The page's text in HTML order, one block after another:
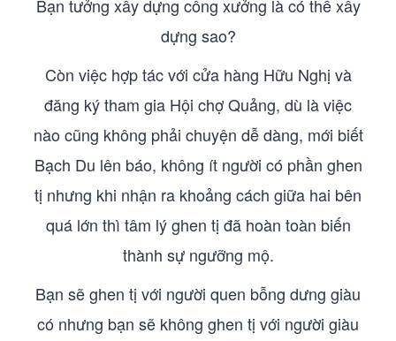
Bạn tưởng xây dựng công xưởng là có thể xây
dựng sao?
Còn việc hợp tác với cửa hàng Hữu Nghị và
đăng ký tham gia Hội chợ Quảng, dù là việc
nào cũng không phải chuyện dễ dàng, mới biết
Bạch Du lên báo, không ít người có phần ghen
tị nhưng khi nhận ra khoảng cách giữa hai bên
quá lớn thì tâm lý ghen tị đã hoàn toàn biến
thành sự ngưỡng mộ.
Bạn sẽ ghen tị với người quen bỗng dưng giàu
có nhưng bạn sẽ không ghen tị với người giàu